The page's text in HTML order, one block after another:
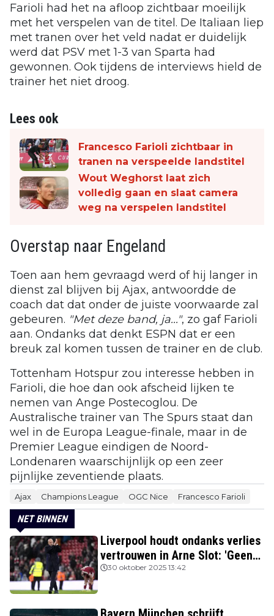
Farioli had het na afloop zichtbaar moeilijk
met het verspelen van de titel. De Italiaan liep
met tranen over het veld nadat er duidelijk
werd dat PSV met 1-3 van Sparta had
gewonnen. Ook tijdens de interviews hield de
trainer het niet droog.
Lees ook
Francesco Farioli zichtbaar in
tranen na verspeelde landstitel
Wout Weghorst laat zich
volledig gaan en slaat camera
weg na verspelen landstitel
Overstap naar Engeland
Toen aan hem gevraagd werd of hij langer in
dienst zal blijven bij Ajax, antwoordde de
coach dat dat onder de juiste voorwaarde zal
gebeuren. "Met deze band, ja...", zo gaf Farioli
aan. Ondanks dat denkt ESPN dat er een
breuk zal komen tussen de trainer en de club.
Tottenham Hotspur zou interesse hebben in
Farioli, die hoe dan ook afscheid lijken te
nemen van Ange Postecoglou. De
Australische trainer van The Spurs staat dan
wel in de Europa League-finale, maar in de
Premier League eindigen de Noord-
Londenaren waarschijnlijk op een zeer
pijnlijke zeventiende plaats.
Ajax Champions League OGC Nice Francesco Farioli
NET BINNEN
Liverpool houdt ondanks verlies
vertrouwen in Arne Slot: 'Geen
kans'
30 oktober 2025 13:42